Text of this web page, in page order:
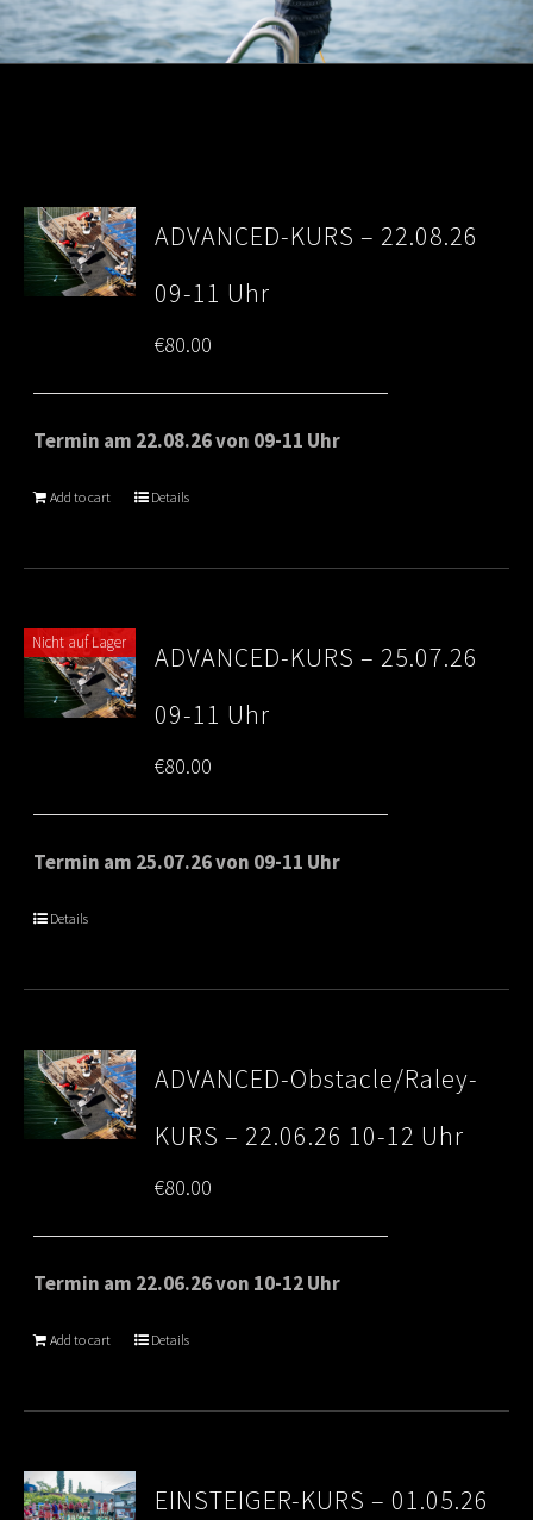
ADVANCED-KURS – 22.08.26
09-11 Uhr
€80.00
Termin am 22.08.26 von 09-11 Uhr
Add to cart Details
Nicht auf Lager
ADVANCED-KURS – 25.07.26
09-11 Uhr
€80.00
Termin am 25.07.26 von 09-11 Uhr
Details
ADVANCED-Obstacle/Raley-
KURS – 22.06.26 10-12 Uhr
€80.00
Termin am 22.06.26 von 10-12 Uhr
Add to cart Details
EINSTEIGER-KURS – 01.05.26